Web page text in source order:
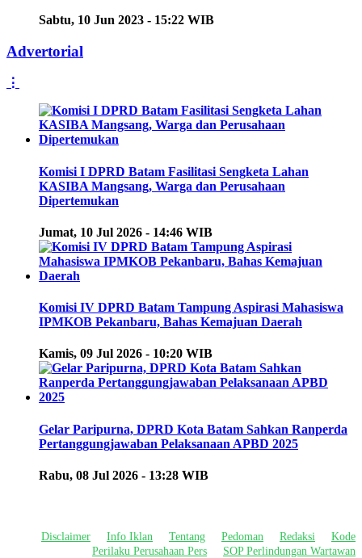
Sabtu, 10 Jun 2023 - 15:22 WIB
Advertorial
⋮
Komisi I DPRD Batam Fasilitasi Sengketa Lahan
KASIBA Mangsang, Warga dan Perusahaan
Dipertemukan
Jumat, 10 Jul 2026 - 14:46 WIB
Komisi IV DPRD Batam Tampung Aspirasi Mahasiswa
IPMKOB Pekanbaru, Bahas Kemajuan Daerah
Kamis, 09 Jul 2026 - 10:20 WIB
Gelar Paripurna, DPRD Kota Batam Sahkan Ranperda
Pertanggungjawaban Pelaksanaan APBD 2025
Rabu, 08 Jul 2026 - 13:28 WIB
Disclaimer Info Iklan Tentang Pedoman Redaksi
Kode
Perilaku Perusahaan Pers
SOP Perlindungan Wartawan